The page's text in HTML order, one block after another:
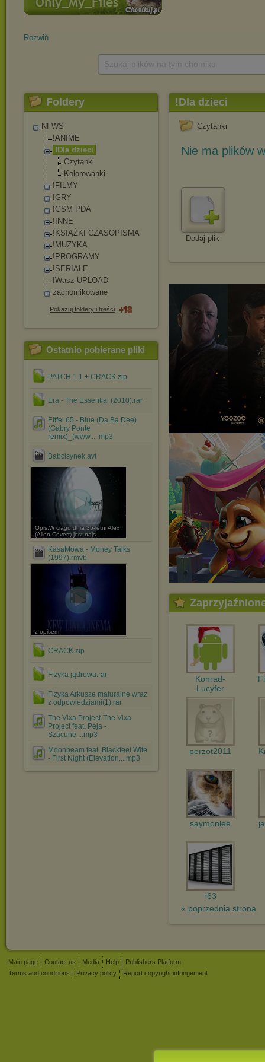
Rozwiń
Foldery
NFWS
!ANIME
!Dla dzieci
Czytanki
Kolorowanki
!FILMY
!GRY
!GSM PDA
!INNE
!KSIĄŻKI CZASOPISMA
!MUZYKA
!PROGRAMY
!SERIALE
!Wasz UPLOAD
zachomikowane
Pokazuj foldery i treści
Ostatnio pobierane pliki
PATCH 1.1 + CRACK.zip
Era - The Essential (2010).rar
Eiffel 65 - Blue (Da Ba Dee)
(Gabry Ponte
remix)_(www.....mp3
Babcisynek.avi
Opis:W ciągu dnia 35-letni Alex
(Allen Covert) jest najs ...
KasaMowa - Money Talks
(1997).rmvb
z opisem
CRACK.zip
Fizyka jądrowa.rar
Fizyka Arkusze maturalne wraz
z odpowiedziami(1).rar
The Vixa Project-The Vixa
Project feat. Peja -
Szacune....mp3
Moonbeam feat. Blackfeel Wite
- First Night (Elevation....mp3
!Dla dzieci
Czytanki
Nie ma plików
Dodaj plik
Konrad-
Lucyfer
perzot2011
saymonlee
r63
« poprzednia strona
Main page Contact us Media Help
Publishers Platform
Terms and conditions
Privacy policy Report copyright infringement